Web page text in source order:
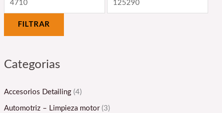
m
m
FILTRAR
Categorias
Accesorios Detailing (4)
Automotriz – Limpieza motor (3)